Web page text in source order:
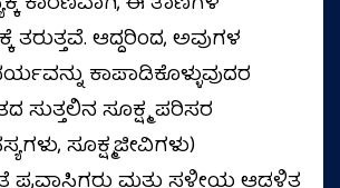
ಆದ್ದರಿಂದ, ಅವುಗಳ
ಕಾಪಾಡಿಕೊಳ್ಳುವುದರ
ಸುತ್ತಲಿನ ಸೂಕ್ಷ್ಮ ಪರಿಸರ
ಸೂಕ್ಷ್ಮಜೀವಿಗಳು)